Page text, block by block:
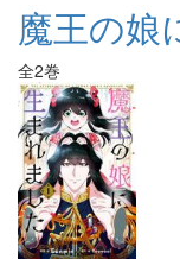
魔王の娘
全2巻